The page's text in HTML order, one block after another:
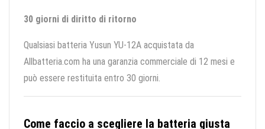
30 giorni di diritto di ritorno
Qualsiasi batteria Yusun YU-12A acquistata da
Allbatteria.com ha una garanzia commerciale di 12 mesi e
può essere restituita entro 30 giorni.
Come faccio a scegliere la batteria giusta